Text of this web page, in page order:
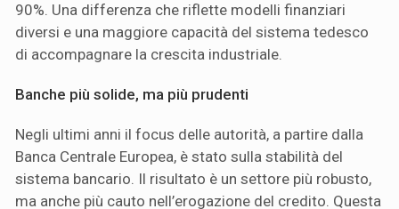
90%. Una differenza che riflette modelli finanziari
diversi e una maggiore capacità del sistema tedesco
di accompagnare la crescita industriale.
Banche più solide, ma più prudenti
Negli ultimi anni il focus delle autorità, a partire dalla
Banca Centrale Europea, è stato sulla stabilità del
sistema bancario. Il risultato è un settore più robusto,
ma anche più cauto nell’erogazione del credito. Questa